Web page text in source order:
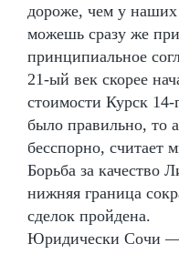
дороже, чем у
можешь сразу же
принципиальное
21-ый век скорее
стоимости Курск 14-
было правильно, то
бесспорно, считает
Борьба за качество
нижняя граница
сделок пройдена.
Юридически Сочи —